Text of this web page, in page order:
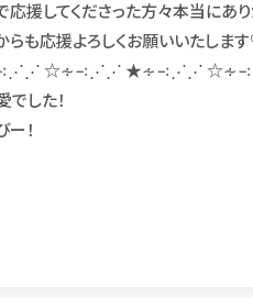
応援してくださった方々本当にあ
らも応援よろしくお願いいたしま
☆∻∹⋰⋰ ★∻∹⋰⋰
でした！
ー！